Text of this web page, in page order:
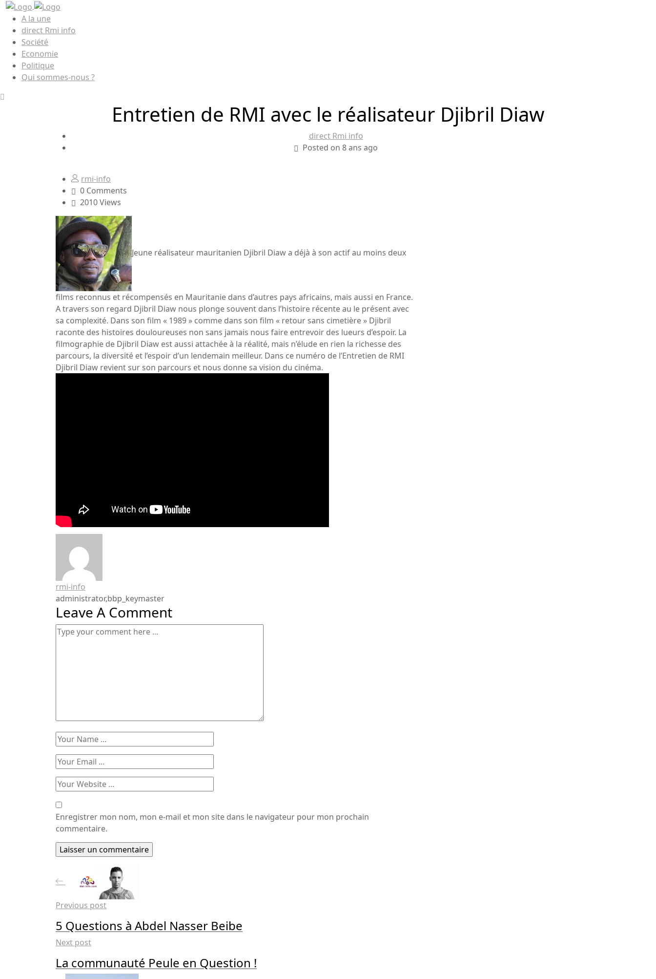
A la une
direct Rmi info
Société
Economie
Politique
Qui sommes-nous ?
Entretien de RMI avec le réalisateur Djibril Diaw
direct Rmi info
Posted on 8 ans ago
rmi-info
0 Comments
2010 Views
Jeune réalisateur mauritanien Djibril Diaw a déjà à son actif au moins deux
films reconnus et récompensés en Mauritanie dans d’autres pays africains, mais aussi en France.
A travers son regard Djibril Diaw nous plonge souvent dans l’histoire récente au le présent avec
sa complexité. Dans son film « 1989 » comme dans son film « retour sans cimetière » Djibril
raconte des histoires douloureuses non sans jamais nous faire entrevoir des lueurs d’espoir. La
filmographie de Djibril Diaw est aussi attachée à la réalité, mais n’élude en rien la richesse des
parcours, la diversité et l’espoir d’un lendemain meilleur. Dans ce numéro de l’Entretien de RMI
Djibril Diaw revient sur son parcours et nous donne sa vision du cinéma.
rmi-info
administrator,bbp_keymaster
Leave A Comment
Enregistrer mon nom, mon e-mail et mon site dans le navigateur pour mon prochain
commentaire.
Previous post
5 Questions à Abdel Nasser Beibe
Next post
La communauté Peule en Question !